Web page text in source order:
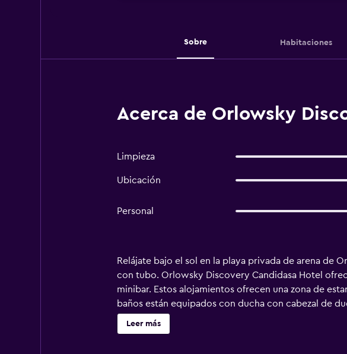
Sobre Habitaciones
Acerca de Orlowsky
Limpieza
Ubicación
Personal
Relájate bajo el sol en la playa privada de arena de
con tubo. Orlowsky Discovery Candidasa Hotel
minibar. Estos alojamientos ofrecen una zona de
baños están equipados con ducha con cabezal de
complejo en Karangasem ofrece acceso a Internet
ofrece servicio de descubierta nocturno y servicio
Leer más